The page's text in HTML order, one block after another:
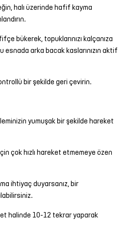
halı üzerinde hafif kayma
bükerek, topuklarınızı kalçanıza
esnada arka bacak kaslarınızın aktif
bir şekilde geri çevirin.
yumuşak bir şekilde hareket
çok hızlı hareket etmemeye özen
ihtiyaç duyarsanız, bir
halinde 10-12 tekrar yaparak